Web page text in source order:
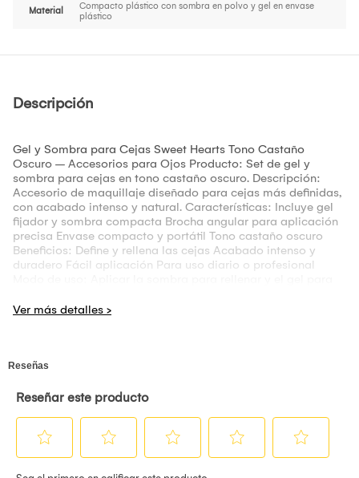
Material
Compacto plástico con sombra en polvo y gel en envase
plástico
Descripción
Gel y Sombra para Cejas Sweet Hearts Tono Castaño
Oscuro – Accesorios para Ojos Producto: Set de gel y
sombra para cejas en tono castaño oscuro. Descripción:
Accesorio de maquillaje diseñado para cejas más definidas,
con acabado intenso y natural. Características: Incluye gel
fijador y sombra compacta Brocha angular para aplicación
precisa Envase compacto y portátil Tono castaño oscuro
Beneficios: Define y rellena las cejas Acabado intenso y
duradero Fácil aplicación Para uso diario o profesional
cm Gel: 10 ml Peso total: 80 g